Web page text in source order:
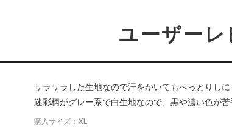
ユーザーレ
サラサラした生地なので汗をかいてもべっとりしに
迷彩柄がグレー系で白生地なので、黒や濃い色が
購入サイズ：XL